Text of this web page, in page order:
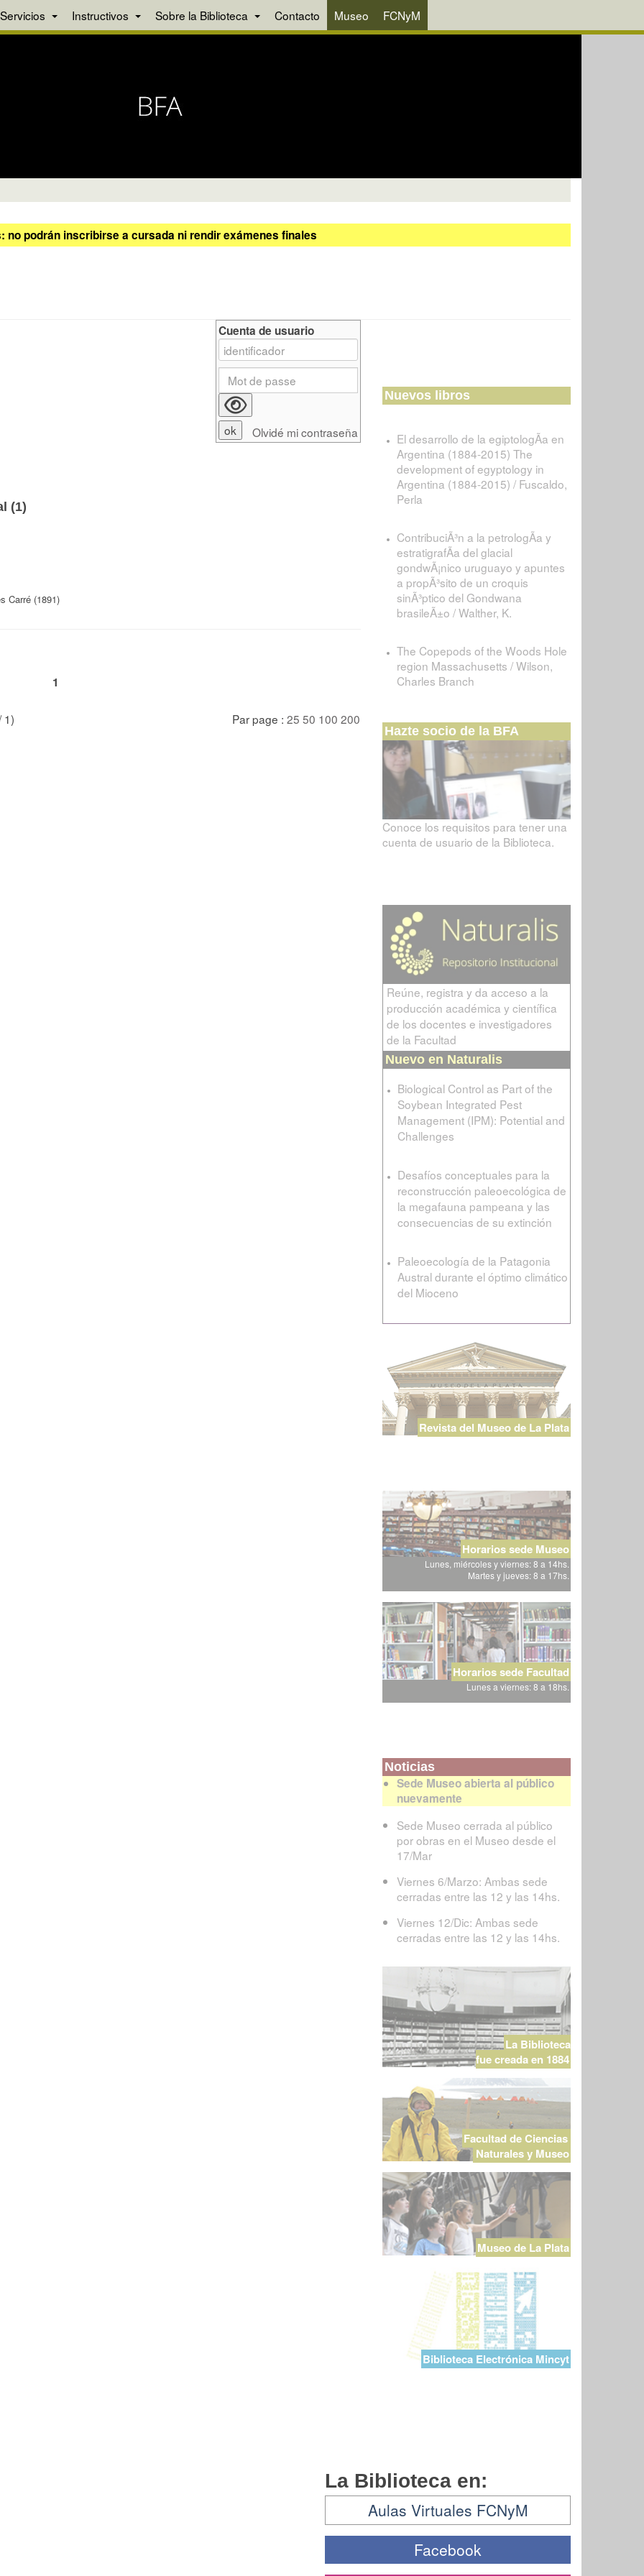
Servicios Instructivos Sobre la Biblioteca Contacto Museo FCNyM
podrán inscribirse a cursada ni rendir exámenes finales
(1)
Carré (1891)
1
1) Par page : 25 50 100 200
Cuenta de usuario
Olvidé mi contraseña
Nuevos libros
El desarrollo de la egiptologÃ­a en
Argentina (1884-2015) The
development of egyptology in
Argentina (1884-2015) / Fuscaldo,
Perla
ContribuciÃ³n a la petrologÃ­a y
estratigrafÃ­a del glacial
gondwÃ¡nico uruguayo y apuntes
a propÃ³sito de un croquis
sinÃ³ptico del Gondwana
brasileÃ±o / Walther, K.
The Copepods of the Woods Hole
region Massachusetts / Wilson,
Charles Branch
Hazte socio de la BFA
Conoce los requisitos para tener una
cuenta de usuario de la Biblioteca.
Reúne, registra y da acceso a la
producción académica y científica
de los docentes e investigadores
de la Facultad
Nuevo en Naturalis
Biological Control as Part of the
Soybean Integrated Pest
Management (IPM): Potential and
Challenges
Desafíos conceptuales para la
reconstrucción paleoecológica de
la megafauna pampeana y las
consecuencias de su extinción
Paleoecología de la Patagonia
Austral durante el óptimo climático
del Mioceno
Revista del Museo de La Plata
Horarios sede Museo
Lunes, miércoles y viernes: 8 a 14hs.
Martes y jueves: 8 a 17hs.
Horarios sede Facultad
Lunes a viernes: 8 a 18hs.
Noticias
Sede Museo abierta al público
nuevamente
Sede Museo cerrada al público
por obras en el Museo desde el
17/Mar
Viernes 6/Marzo: Ambas sede
cerradas entre las 12 y las 14hs.
Viernes 12/Dic: Ambas sede
cerradas entre las 12 y las 14hs.
La Biblioteca
fue creada en 1884
Facultad de Ciencias
Naturales y Museo
Museo de La Plata
Biblioteca Electrónica Mincyt
La Biblioteca en:
Aulas Virtuales FCNyM
Facebook